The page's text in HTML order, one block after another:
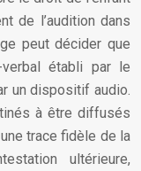
de l’audition dans
peut décider que
verbal établi par le
un dispositif audio.
à être diffusés
trace fidèle de la
ultérieure,